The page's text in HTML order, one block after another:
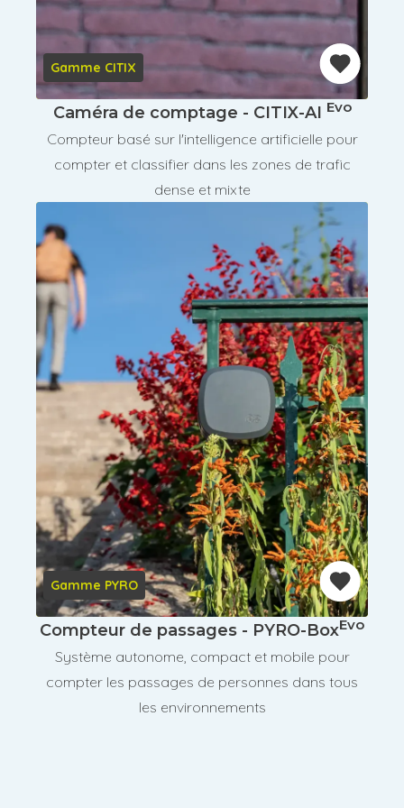
Gamme CITIX
Caméra de comptage - CITIX-AI Evo
Compteur basé sur l'intelligence artificielle pour
compter et classifier dans les zones de trafic
dense et mixte
Gamme PYRO
Compteur de passages - PYRO-BoxEvo
Système autonome, compact et mobile pour
compter les passages de personnes dans tous
les environnements